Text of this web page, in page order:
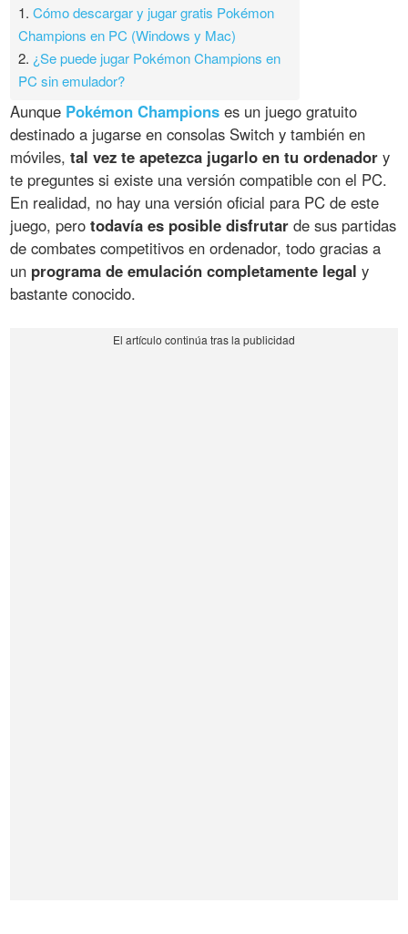
1.Cómo descargar y jugar gratis Pokémon
Champions en PC (Windows y Mac)
2. ¿Se puede jugar Pokémon Champions en
PC sin emulador?
Aunque Pokémon Champions es un juego gratuito
destinado a jugarse en consolas Switch y también en
móviles,tal vez te apetezca jugarlo en tu ordenador y
te preguntes si existe una versión compatible con el PC.
En realidad, no hay una versión oficial para PC de este
juego, perotodavía es posible disfrutar de sus partidas
de combates competitivos en ordenador, todo gracias a
un programa de emulación completamente legal y
bastante conocido.